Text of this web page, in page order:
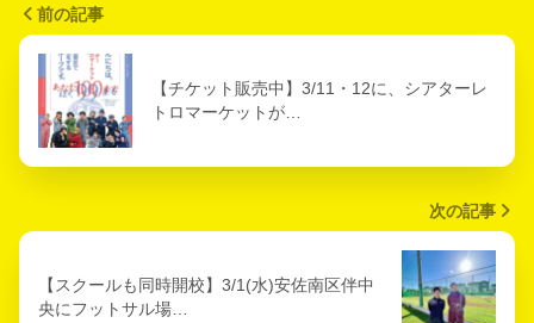
前の記事
【チケット販売中】3/11・12に、シアターレ
トロマーケットが…
次の記事
【スクールも同時開校】3/1(水)安佐南区伴中
央にフットサル場…